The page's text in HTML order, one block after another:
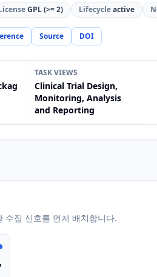
GPL (>= 2) Lifecycleactive
Source DOI
TASK VIEWS
Clinical Trial Design,
Monitoring, Analysis
and Reporting
수집 신호를 먼저 배치합니다.